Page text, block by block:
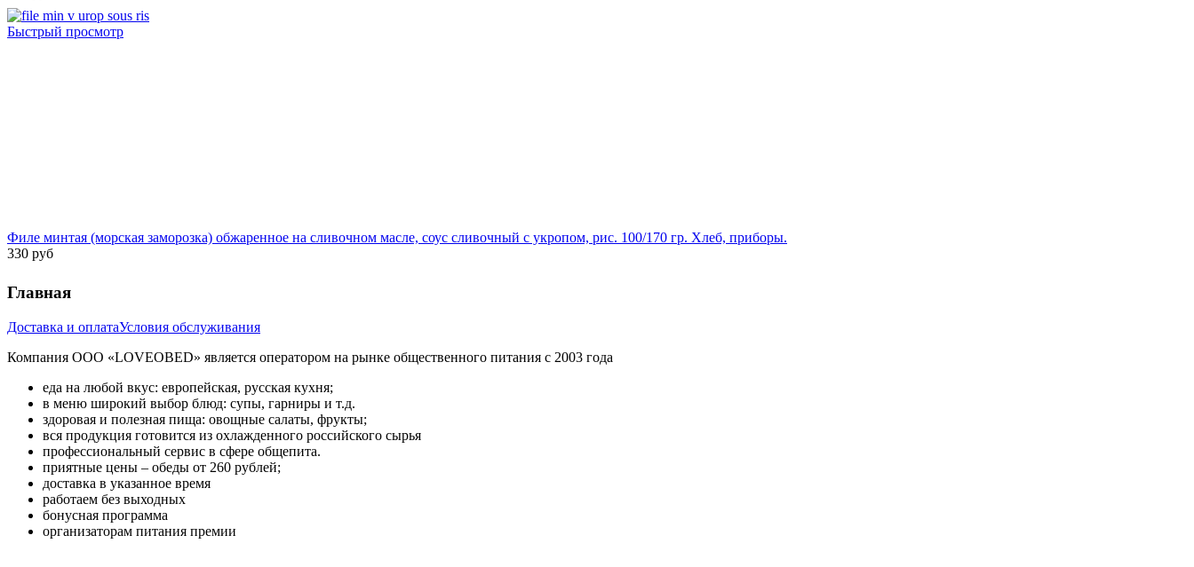
Быстрый просмотр
Филе минтая (морская заморозка) обжаренное на сливочном масле, соус сливочный с укропом, рис. 100/170 гр. Хлеб, приборы.
330 руб
Главная
Доставка и оплатаУсловия обслуживания
Компания ООО «LOVEOBED» является оператором на рынке общественного питания с 2003 года
еда на любой вкус: европейская, русская кухня;
в меню широкий выбор блюд: супы, гарниры и т.д.
здоровая и полезная пища: овощные салаты, фрукты;
вся продукция готовится из охлажденного российского сырья
профессиональный сервис в сфере общепита.
приятные цены – обеды от 260 рублей;
доставка в указанное время
работаем без выходных
бонусная программа
организаторам питания премии